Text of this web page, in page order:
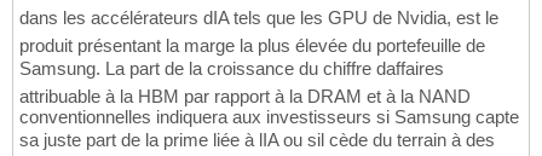
dans les accélérateurs dIA tels que les GPU de Nvidia, est le
produit présentant la marge la plus élevée du portefeuille de
Samsung. La part de la croissance du chiffre daffaires
attribuable à la HBM par rapport à la DRAM et à la NAND
conventionnelles indiquera aux investisseurs si Samsung capte
sa juste part de la prime liée à lIA ou sil cède du terrain à des